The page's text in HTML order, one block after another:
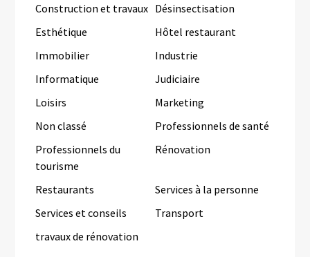
Construction et travaux Désinsectisation
Esthétique
Hôtel restaurant
Immobilier
Industrie
Informatique
Judiciaire
Loisirs
Marketing
Non classé
Professionnels de santé
Professionnels du
tourisme
Rénovation
Restaurants
Services à la personne
Services et conseils
Transport
travaux de rénovation